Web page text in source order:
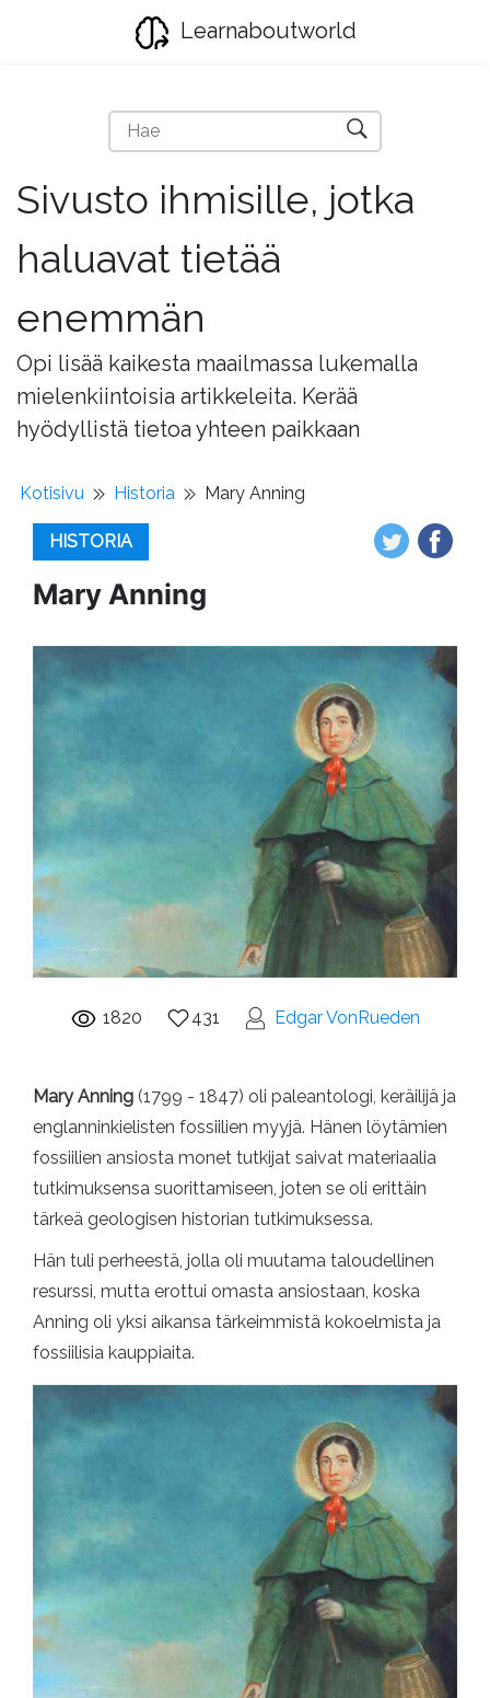
Learnaboutworld
Sivusto ihmisille, jotka
haluavat tietää
enemmän
Opi lisää kaikesta maailmassa lukemalla
mielenkiintoisia artikkeleita. Kerää
hyödyllistä tietoa yhteen paikkaan
Kotisivu Historia Mary Anning
HISTORIA
Mary Anning
1820 431 Edgar VonRueden
Mary Anning (1799 - 1847) oli paleantologi, keräilijä ja
englanninkielisten fossiilien myyjä. Hänen löytämien
fossiilien ansiosta monet tutkijat saivat materiaalia
tutkimuksensa suorittamiseen, joten se oli erittäin
tärkeä geologisen historian tutkimuksessa.
Hän tuli perheestä, jolla oli muutama taloudellinen
resurssi, mutta erottui omasta ansiostaan, koska
Anning oli yksi aikansa tärkeimmistä kokoelmista ja
fossiilisia kauppiaita.